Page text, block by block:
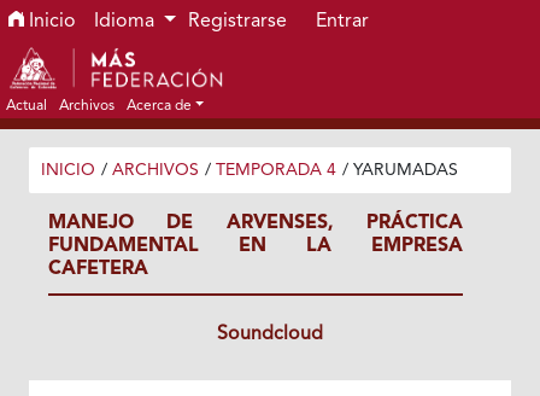
Ir al menú de navegación principal
Ir al contenido principal
Ir al pie de página del sitio
Inicio Idioma Registrarse Entrar
Actual Archivos Acerca de
INICIO / ARCHIVOS / TEMPORADA 4 / YARUMADAS
MANEJO DE ARVENSES, PRÁCTICA
FUNDAMENTAL EN LA EMPRESA
CAFETERA
Soundcloud